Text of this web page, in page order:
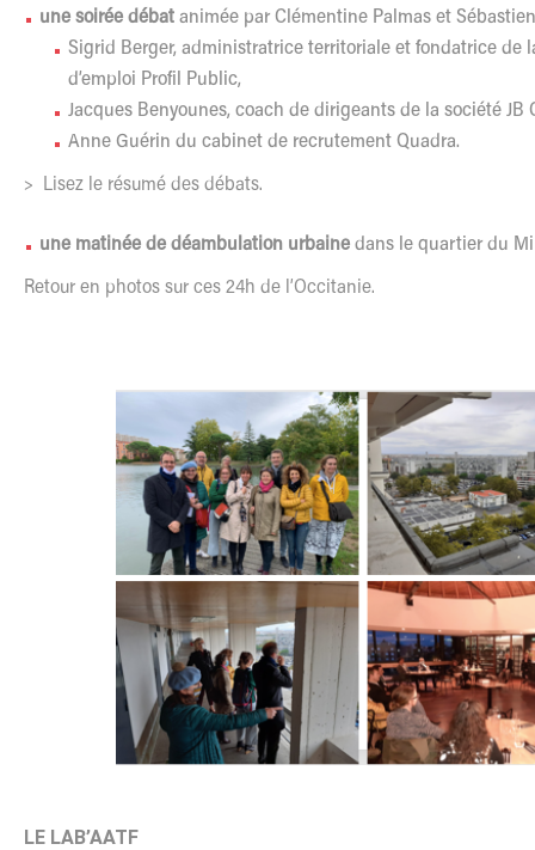
une soirée débat animée par Clémentine Palmas et
Sigrid Berger, administratrice territoriale et fondatrice de
d’emploi Profil Public,
Jacques Benyounes, coach de dirigeants de la société JB
Anne Guérin du cabinet de recrutement Quadra.
> Lisez le résumé des débats.
une matinée de déambulation urbaine dans le quartier du
Retour en photos sur ces 24h de l’Occitanie.
LE LAB’AATF